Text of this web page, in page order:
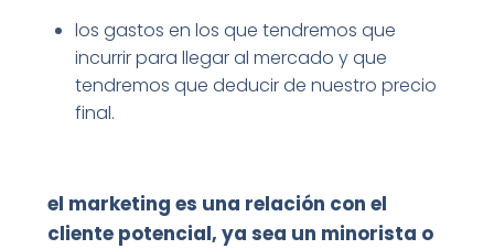
los gastos en los que tendremos que
incurrir para llegar al mercado y que
tendremos que deducir de nuestro precio
final.
el marketing es una relación con el
cliente potencial, ya sea un minorista o